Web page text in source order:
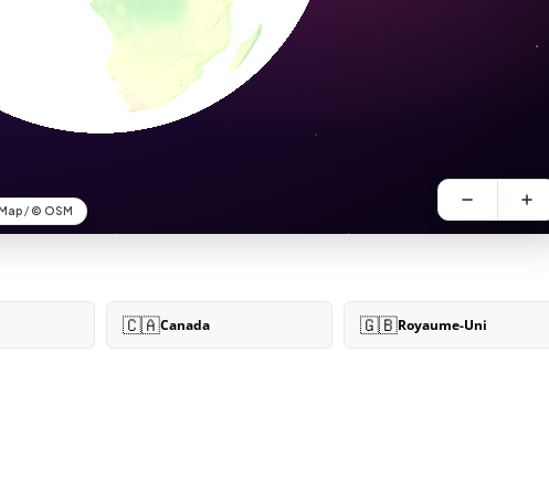
🇨🇦Canada 🇬🇧Royaume-Uni